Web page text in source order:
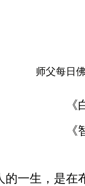
师父每日
《
《
的一生，是在